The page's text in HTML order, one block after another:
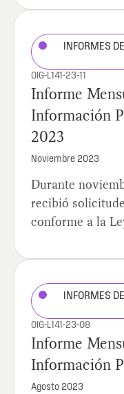
INFORMES
OIG-L141-23-11
Informe
Información
2023
Noviembre 2023
Durante
recibió
conforme a la
INFORMES
OIG-L141-23-08
Informe
Información
Agosto 2023